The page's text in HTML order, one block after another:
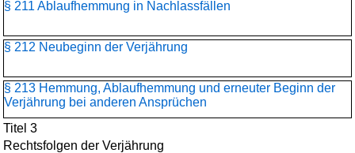
§ 211 Ablaufhemmung in Nachlassfällen
§ 212 Neubeginn der Verjährung
§ 213 Hemmung, Ablaufhemmung und erneuter Beginn der
Verjährung bei anderen Ansprüchen
Titel 3
Rechtsfolgen der Verjährung